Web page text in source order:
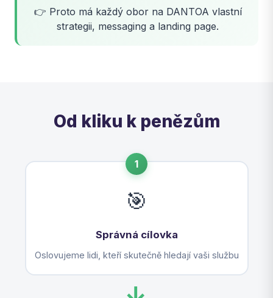
👉 Proto má každý obor na DANTOA vlastní
strategii, messaging a landing page.
Od kliku k penězům
1
🎯
Správná cílovka
Oslovujeme lidi, kteří skutečně hledají vaši službu